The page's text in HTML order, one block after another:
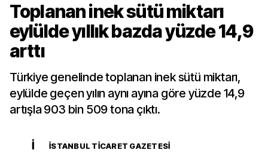
Toplanan inek sütü miktarı
eylülde yıllık bazda yüzde 14,9
arttı
Türkiye genelinde toplanan inek sütü miktarı,
eylülde geçen yılın aynı ayına göre yüzde 14,9
artışla 903 bin 509 tona çıktı.
İ İSTANBUL TICARET GAZETESI